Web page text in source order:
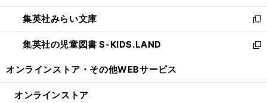
開
く
ウ
で
開
く
ン
ド
ウ
で
ウ
ィ
ン
ド
開
集英社みらい文庫
新
し
い
ン
集英社の児童図書 S-KIDS.LAND
新
ウ
オンラインストア・ その他WEBサービス
オンラインストア